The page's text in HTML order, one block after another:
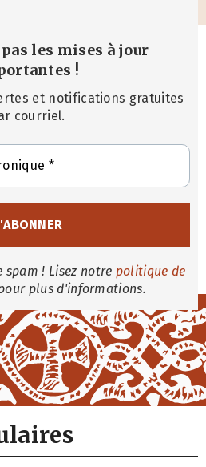
les mises à jour
!
et notifications gratuites
courriel.
spam ! Lisez notre politique de
plus d'informations.